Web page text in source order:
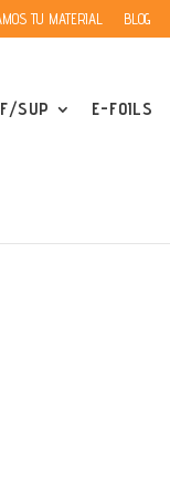
TU MATERIAL BLOG
SUP E-FOILS